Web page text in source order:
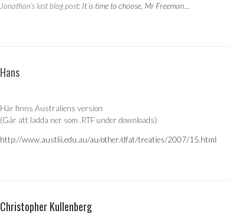
Jonathan’s last blog post: It is time to choose, Mr Freeman…
Hans
Här finns Australiens version
(Går att ladda ner som .RTF under downloads)
http://www.austlii.edu.au/au/other/dfat/treaties/2007/15.html
Christopher Kullenberg